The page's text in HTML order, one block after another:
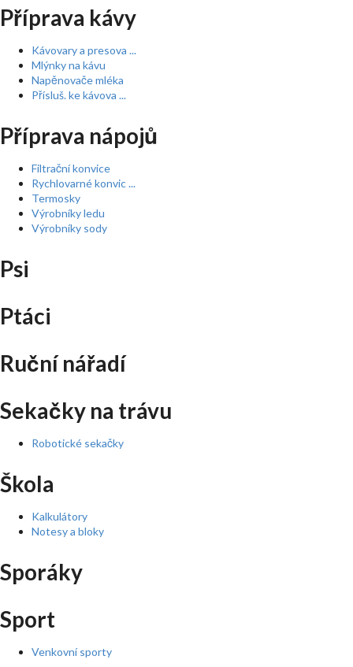
Příprava kávy
Kávovary a presova ...
Mlýnky na kávu
Napěnovače mléka
Přísluš. ke kávova ...
Příprava nápojů
Filtrační konvice
Rychlovarné konvic ...
Termosky
Výrobníky ledu
Výrobníky sody
Psi
Ptáci
Ruční nářadí
Sekačky na trávu
Robotické sekačky
Škola
Kalkulátory
Notesy a bloky
Sporáky
Sport
Venkovní sporty